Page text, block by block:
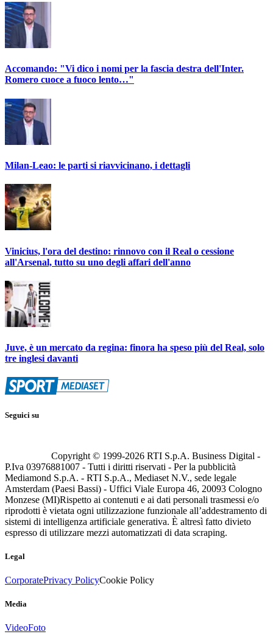
Accomando: "Vi dico i nomi per la fascia destra dell'Inter.
Romero cuoce a fuoco lento…"
Milan-Leao: le parti si riavvicinano, i dettagli
Vinicius, l'ora del destino: rinnovo con il Real o cessione
all'Arsenal, tutto su uno degli affari dell'anno
Juve, è un mercato da regina: finora ha speso più del Real, solo
tre inglesi davanti
Seguici su
Copyright © 1999-2026 RTI S.p.A. Business Digital -
P.Iva 03976881007 - Tutti i diritti riservati - Per la pubblicità
Mediamond S.p.A. - RTI S.p.A., Mediaset N.V., sede legale
Amsterdam (Paesi Bassi) - Uffici Viale Europa 46, 20093 Cologno
Monzese (MI)Rispetto ai contenuti e ai dati personali trasmessi e/o
riprodotti è vietata ogni utilizzazione funzionale all’addestramento di
sistemi di intelligenza artificiale generativa. È altresì fatto divieto
espresso di utilizzare mezzi automatizzati di data scraping.
Legal
CorporatePrivacy PolicyCookie Policy
Media
VideoFoto